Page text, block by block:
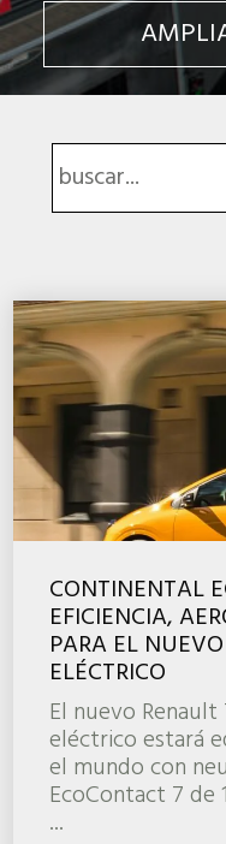
CONTINENTAL
EFICIENCIA,
PARA EL
ELÉCTRICO
El nuevo
eléctrico estará
el mundo con
EcoContact 7 de
...